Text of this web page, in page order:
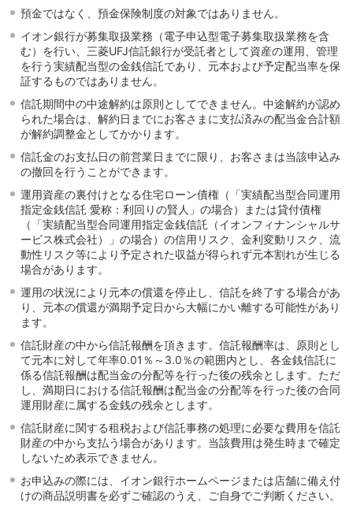
預金ではなく、預金保険制度の対象ではありません。
イオン銀行が募集取扱業務（電子申込型電子募集取扱業務を含
む）を行い、三菱UFJ信託銀行が受託者として資産の運用、管理
を行う実績配当型の金銭信託であり、元本および予定配当率を保
証するものではありません。
信託期間中の中途解約は原則としてできません。中途解約が認め
られた場合は、解約日までにお客さまに支払済みの配当金合計額
が解約調整金としてかかります。
信託金のお支払日の前営業日までに限り、お客さまは当該申込み
の撤回を行うことができます。
運用資産の裏付けとなる住宅ローン債権（「実績配当型合同運用
指定金銭信託 愛称：利回りの賢人」の場合）または貸付債権
（「実績配当型合同運用指定金銭信託（イオンフィナンシャルサ
ービス株式会社）」の場合）の信用リスク、金利変動リスク、流
動性リスク等により予定された収益が得られず元本割れが生じる
場合があります。
運用の状況により元本の償還を停止し、信託を終了する場合があ
り、元本の償還が満期予定日から大幅にかい離する可能性があり
ます。
信託財産の中から信託報酬を頂きます。信託報酬率は、原則とし
て元本に対して年率0.01％～3.0％の範囲内とし、各金銭信託に
係る信託報酬は配当金の分配等を行った後の残余とします。ただ
し、満期日における信託報酬は配当金の分配等を行った後の合同
運用財産に属する金銭の残余とします。
信託財産に関する租税および信託事務の処理に必要な費用を信託
財産の中から支払う場合があります。当該費用は発生時まで確定
しないため表示できません。
お申込みの際には、イオン銀行ホームページまたは店舗に備え付
けの商品説明書を必ずご確認のうえ、ご自身でご判断ください。